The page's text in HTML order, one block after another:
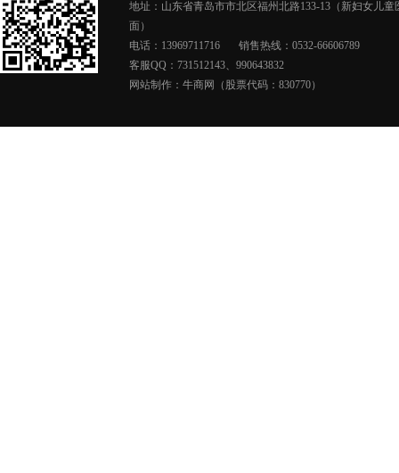
地址：山东省青岛市市北区福州北路133-13（新妇女儿童
面）
电话：13969711716
销售热线：0532-66606789
客服QQ：731512143、990643832
网站制作： 牛商网（股票代码：830770）